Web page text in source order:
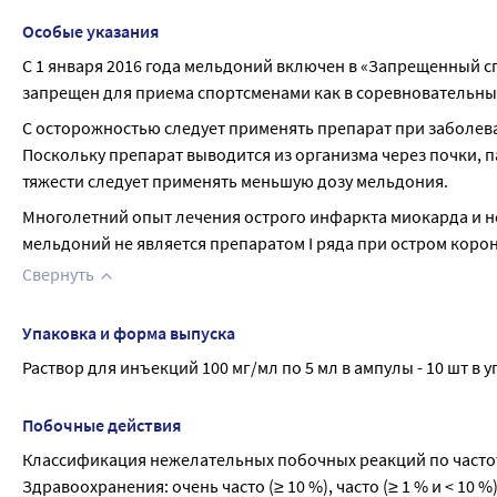
Особые указания
С 1 января 2016 года мельдоний включен в «Запрещенный
запрещен для приема спортсменами как в
С осторожностью следует применять препарат при
Поскольку препарат выводится из организма через
тяжести следует применять меньшую дозу мельдония.
Многолетний опыт лечения острого инфаркта миокарда и
мельдоний не является препаратом I ряда при остром
Свернуть
Упаковка и форма выпуска
Раствор для инъекций 100 мг/мл по 5 мл в ампулы - 10 шт
Побочные действия
Классификация нежелательных побочных реакций по
Здравоохранения: очень часто (≥ 10 %), часто (≥ 1 % и < 10